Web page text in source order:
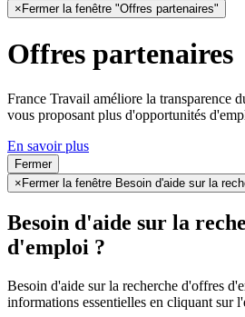
× Fermer la fenêtre "Offres partenaires"
Offres partenaires
France Travail améliore la transparence
vous proposant plus d'opportunités
En savoir plus
Fermer
× Fermer la fenêtre Besoin d'aide sur la
Besoin d'aide sur la
d'emploi ?
Besoin d'aide sur la recherche d'offres
informations essentielles en cliquant sur